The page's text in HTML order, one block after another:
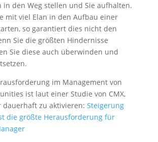
in den Weg stellen und Sie aufhalten.
mit viel Elan in den Aufbau einer
so garantiert dies nicht den
Sie die größten Hindernisse
Sie diese auch überwinden und
im Management von
ist laut einer Studie von CMX,
zu aktivieren: Steigerung
die größte Herausforderung für